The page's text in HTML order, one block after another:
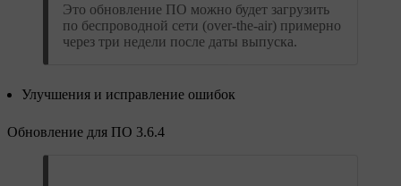
Это обновление ПО можно будет загрузить
по беспроводной сети (over-the-air) примерно
через три недели после даты выпуска.
Улучшения и исправление ошибок
Обновление для ПО 3.6.4